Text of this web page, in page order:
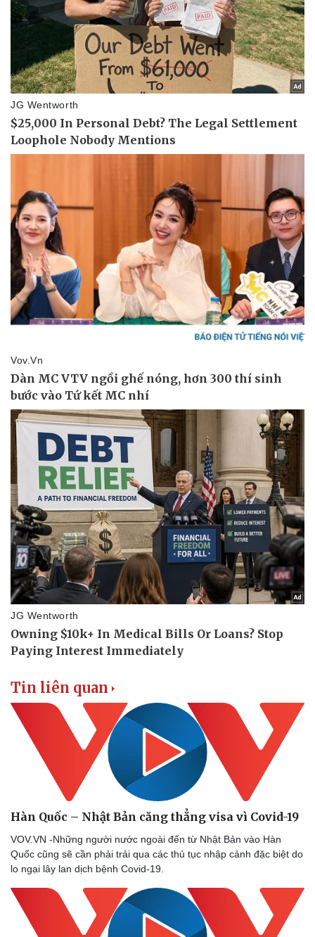
Thể thao
Lịch thi đấu bóng đá
Thế giới thể thao
eSports
Hậu trường
Ô tô - Xe máy
Xe máy
Tư vấn
Tin liên quan
Hàn Quốc – Nhật Bản căng thẳng visa vì Covid-19
VOV.VN -Những người nước ngoài đến từ Nhật Bản vào Hàn
Quốc cũng sẽ cần phải trải qua các thủ tục nhập cảnh đặc biệt do
lo ngại lây lan dịch bệnh Covid-19.